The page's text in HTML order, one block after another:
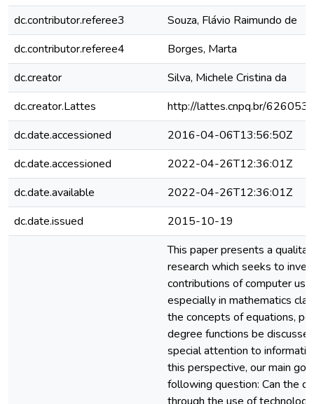
dc.contributor.referee3
Souza, Flávio Raimundo de
dc.contributor.referee4
Borges, Marta
dc.creator
Silva, Michele Cristina da
dc.creator.Lattes
http://lattes.cnpq.br/
dc.date.accessioned
2016-04-06T13:56:50Z
dc.date.accessioned
2022-04-26T12:36:01Z
dc.date.available
2022-04-26T12:36:01Z
dc.date.issued
2015-10-19
This paper presents a
research which seeks to
contributions of computer use
especially in mathematics
the concepts of equations,
degree functions be
special attention to
this perspective, our main
following question: Can the
through the use of